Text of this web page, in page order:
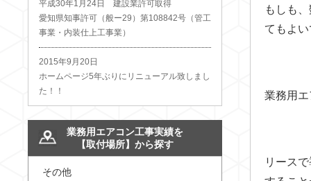
もしも
てもよ
業務用
リース
平成30年1月24日 建設業許可取得
愛知県知事許可（般ー29）第108842号（管工
事業・内装仕上工事業）
2015年9月20日
ホームページ5年ぶりにリニューアル致しまし
た！！
業務用エアコン工事実績を
【取付場所】から探す
その他